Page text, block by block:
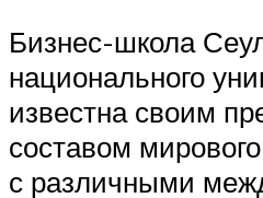
Бизнес-школа
национального
известна своим
составом
с различными